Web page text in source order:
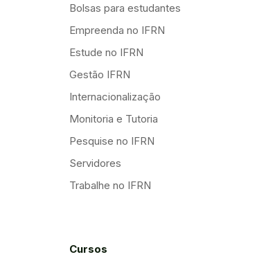
Bolsas para estudantes
Empreenda no IFRN
Estude no IFRN
Gestão IFRN
Internacionalização
Monitoria e Tutoria
Pesquise no IFRN
Servidores
Trabalhe no IFRN
Cursos